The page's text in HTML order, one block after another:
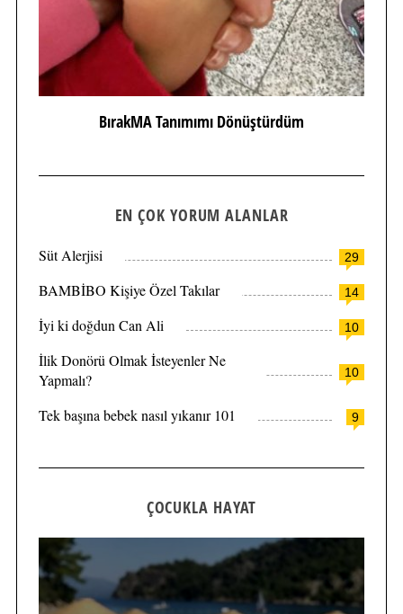
BırakMA Tanımımı Dönüştürdüm
EN ÇOK YORUM ALANLAR
29
Süt Alerjisi
14
BAMBİBO Kişiye Özel Takılar
10
İyi ki doğdun Can Ali
10
İlik Donörü Olmak İsteyenler Ne
Yapmalı?
9
Tek başına bebek nasıl yıkanır 101
ÇOCUKLA HAYAT